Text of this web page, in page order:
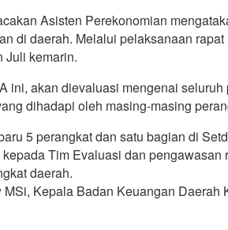
Asisten Perekonomian
di daerah. Melalui pelaksanaan
Juli kemarin.
akan dievaluasi mengenai
dihadapi oleh masing-masing
5 perangkat dan satu bagian di
Tim Evaluasi dan
daerah.
Kepala Badan Keuangan